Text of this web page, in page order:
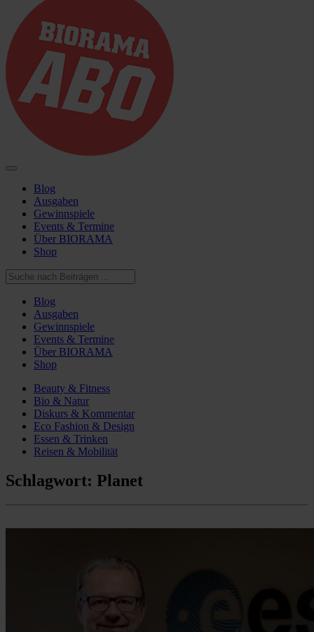
Blog
Ausgaben
Gewinnspiele
Events & Termine
Über BIORAMA
Shop
Blog
Ausgaben
Gewinnspiele
Events & Termine
Über BIORAMA
Shop
Beauty & Fitness
Bio & Natur
Diskurs & Kommentar
Eco Fashion & Design
Essen & Trinken
Reisen & Mobilität
Schlagwort: Planet